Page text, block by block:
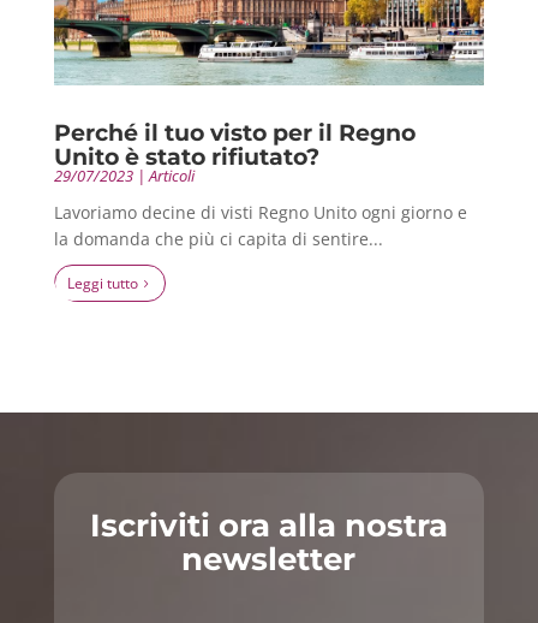
Perché il tuo visto per il Regno
Unito è stato rifiutato?
29/07/2023|Articoli
Lavoriamo decine di visti Regno Unito ogni giorno e
la domanda che più ci capita di sentire...
leggi tutto
Iscriviti ora alla nostra
newsletter